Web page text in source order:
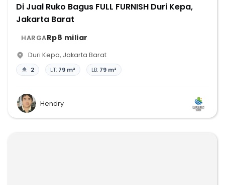
Di Jual Ruko Bagus FULL FURNISH Duri Kepa,
Jakarta Barat
HARGARp8 miliar
Duri Kepa, Jakarta Barat
2 LT: 79 m² LB: 79 m²
Hendry